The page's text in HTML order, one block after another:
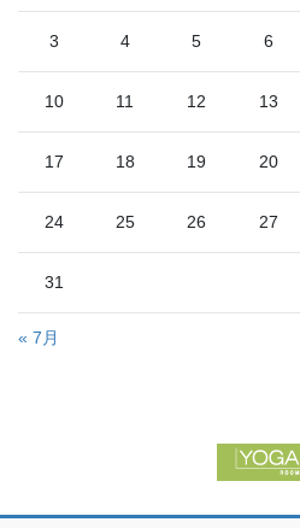
3 4 5 6
10 11 12 13
17 18 19 20
24 25 26 27
31
« 7月